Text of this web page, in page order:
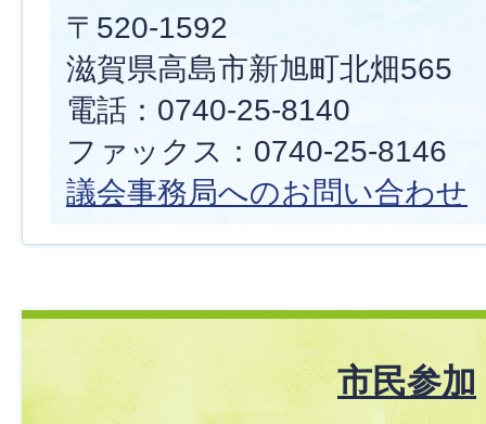
〒520-1592
滋賀県高島市新旭町北畑565
電話：0740-25-8140
ファックス：0740-25-8146
議会事務局へのお問い合わせ
市民参加